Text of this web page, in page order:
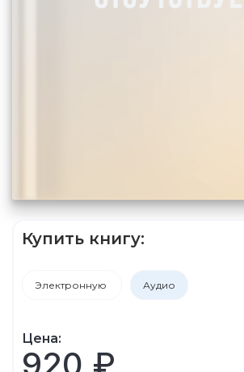
Купить книгу:
Электронную Аудио
Цена: